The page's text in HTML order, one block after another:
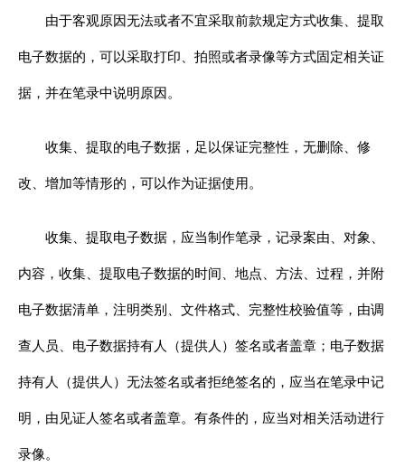
由于客观原因无法或者不宜采取前款规定方式收集、提取
电子数据的，可以采取打印、拍照或者录像等方式固定相关证
据，并在笔录中说明原因。
收集、提取的电子数据，足以保证完整性，无删除、修
改、增加等情形的，可以作为证据使用。
收集、提取电子数据，应当制作笔录，记录案由、对象、
内容，收集、提取电子数据的时间、地点、方法、过程，并附
电子数据清单，注明类别、文件格式、完整性校验值等，由调
查人员、电子数据持有人（提供人）签名或者盖章；电子数据
持有人（提供人）无法签名或者拒绝签名的，应当在笔录中记
明，由见证人签名或者盖章。有条件的，应当对相关活动进行
录像。